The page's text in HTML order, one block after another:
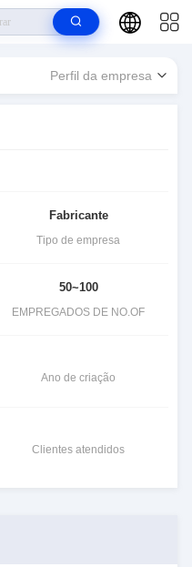
Perfil da empresa
Fabricante
Tipo de empresa
50~100
EMPREGADOS DE NO.OF
Ano de criação
Clientes atendidos